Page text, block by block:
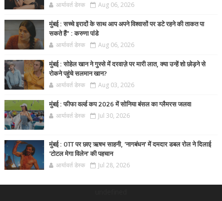
आर्यावर्त डेस्क Aug 06, 2026
मुंबई : सच्चे इरादों के साथ आप अपने विश्वासों पर डटे रहने की ताकत पा
सकते हैं” : करुणा पांडे
आर्यावर्त डेस्क Aug 06, 2026
मुंबई : सोहेल खान ने गुस्से में दरवाज़े पर मारी लात, क्या उन्हें शो छोड़ने से
रोकने पहुंचे सलमान खान?
आर्यावर्त डेस्क Aug 03, 2026
मुंबई : फीफा वर्ल्ड कप 2026 में सोनिया बंसल का ग्लैमरस जलवा
आर्यावर्त डेस्क Jul 30, 2026
मुंबई : OTT पर छाए ऋषभ साहनी, 'नागबंधन' में दमदार डबल रोल ने दिलाई
'टोटल मेगा विलेन' की पहचान
आर्यावर्त डेस्क Jul 28, 2026